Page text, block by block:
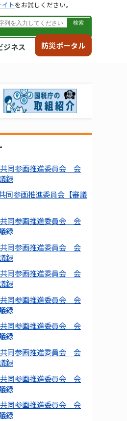
ジネス 防災ポータル
トをお試しください。
同参画推進委員会 会
録
同参画推進委員会【審議
同参画推進委員会 会
録
同参画推進委員会 会
録
同参画推進委員会 会
録
同参画推進委員会 会
録
同参画推進委員会 会
録
同参画推進委員会 会
録
同参画推進委員会 会
録
同参画推進委員会 会
録